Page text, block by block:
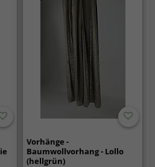
Vorhänge -
Baumwollvorhang - Lollo
(hellgrün)